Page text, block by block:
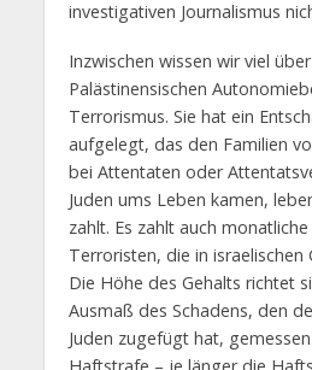
investigativen Journalismus
Inzwischen wissen wir viel
Palästinensischen
Terrorismus. Sie hat ein
aufgelegt, das den Familien
bei Attentaten oder
Juden ums Leben kamen,
zahlt. Es zahlt auch
Terroristen, die in israelischen
Die Höhe des Gehalts richtet
Ausmaß des Schadens, den
Juden zugefügt hat,